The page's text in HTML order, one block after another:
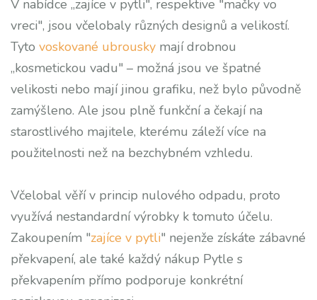
V nabídce „zajíce v pytli", respektive "mačky vo
vreci", jsou včelobaly různých designů a velikostí.
Tyto voskované ubrousky mají drobnou
„kosmetickou vadu" – možná jsou ve špatné
velikosti nebo mají jinou grafiku, než bylo původně
zamýšleno. Ale jsou plně funkční a čekají na
starostlivého majitele, kterému záleží více na
použitelnosti než na bezchybném vzhledu.
Včelobal věří v princip nulového odpadu, proto
využívá nestandardní výrobky k tomuto účelu.
Zakoupením "zajíce v pytli" nejenže získáte zábavné
překvapení, ale také každý nákup Pytle s
překvapením přímo podporuje konkrétní